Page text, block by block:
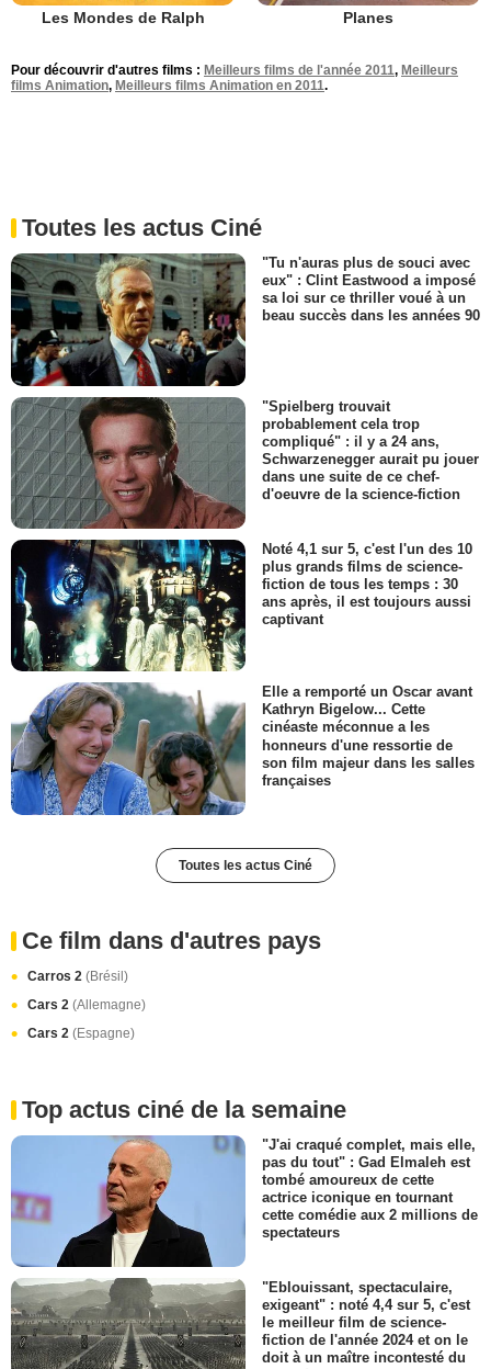
Les Mondes de Ralph Planes
Pour découvrir d'autres films : Meilleurs films de l'année 2011, Meilleurs
films Animation, Meilleurs films Animation en 2011.
Toutes les actus Ciné
"Tu n'auras plus de souci avec
eux" : Clint Eastwood a imposé
sa loi sur ce thriller voué à un
beau succès dans les années 90
"Spielberg trouvait
probablement cela trop
compliqué" : il y a 24 ans,
Schwarzenegger aurait pu jouer
dans une suite de ce chef-
d'oeuvre de la science-fiction
Noté 4,1 sur 5, c'est l'un des 10
plus grands films de science-
fiction de tous les temps : 30
ans après, il est toujours aussi
captivant
Elle a remporté un Oscar avant
Kathryn Bigelow... Cette
cinéaste méconnue a les
honneurs d'une ressortie de
son film majeur dans les salles
françaises
Toutes les actus Ciné
Ce film dans d'autres pays
Carros 2 (Brésil)
Cars 2 (Allemagne)
Cars 2 (Espagne)
Top actus ciné de la semaine
"J'ai craqué complet, mais elle,
pas du tout" : Gad Elmaleh est
tombé amoureux de cette
actrice iconique en tournant
cette comédie aux 2 millions de
spectateurs
"Eblouissant, spectaculaire,
exigeant" : noté 4,4 sur 5, c'est
le meilleur film de science-
fiction de l'année 2024 et on le
doit à un maître incontesté du